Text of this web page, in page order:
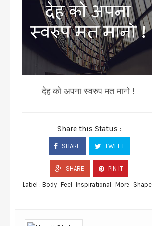
देह को अपना स्वरुप मत मानो !
Share this Status :
SHARE TWEET
SHARE PIN IT
Label : Body Feel Inspirational More Shape